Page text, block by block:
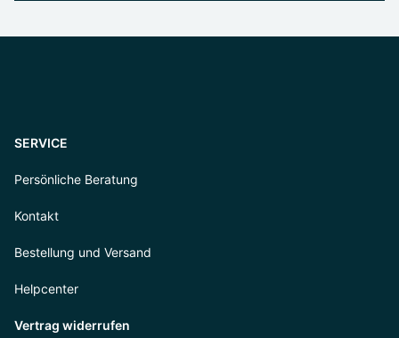
SERVICE
Persönliche Beratung
Kontakt
Bestellung und Versand
Helpcenter
Vertrag widerrufen